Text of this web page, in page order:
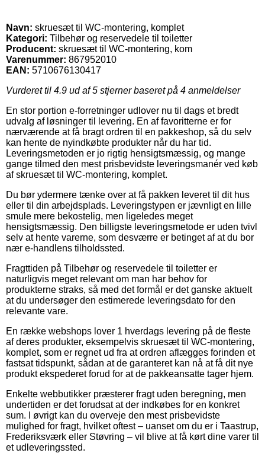
Navn: skruesæt til WC-montering, komplet
Kategori: Tilbehør og reservedele til toiletter
Producent: skruesæt til WC-montering, kom
Varenummer: 867952010
EAN: 5710676130417
Vurderet til 4.9 ud af 5 stjerner baseret på 4 anmeldelser
En stor portion e-forretninger udlover nu til dags et bredt
udvalg af løsninger til levering. En af favoritterne er for
nærværende at få bragt ordren til en pakkeshop, så du selv
kan hente de nyindkøbte produkter når du har tid.
Leveringsmetoden er jo rigtig hensigtsmæssig, og mange
gange tilmed den mest prisbevidste leveringsmanér ved køb
af skruesæt til WC-montering, komplet.
Du bør ydermere tænke over at få pakken leveret til dit hus
eller til din arbejdsplads. Leveringstypen er jævnligt en lille
smule mere bekostelig, men ligeledes meget
hensigtsmæssig. Den billigste leveringsmetode er uden tvivl
selv at hente varerne, som desværre er betinget af at du bor
nær e-handlens tilholdssted.
Fragttiden på Tilbehør og reservedele til toiletter er
naturligvis meget relevant om man har behov for
produkterne straks, så med det formål er det ganske aktuelt
at du undersøger den estimerede leveringsdato for den
relevante vare.
En række webshops lover 1 hverdags levering på de fleste
af deres produkter, eksempelvis skruesæt til WC-montering,
komplet, som er regnet ud fra at ordren aflægges forinden et
fastsat tidspunkt, sådan at de garanteret kan nå at få dit nye
produkt ekspederet forud for at de pakkeansatte tager hjem.
Enkelte webbutikker præsterer fragt uden beregning, men
undertiden er det forudsat at der indkøbes for en konkret
sum. I øvrigt kan du overveje den mest prisbevidste
mulighed for fragt, hvilket oftest – uanset om du er i Taastrup,
Frederiksværk eller Støvring – vil blive at få kørt dine varer til
et udleveringssted.